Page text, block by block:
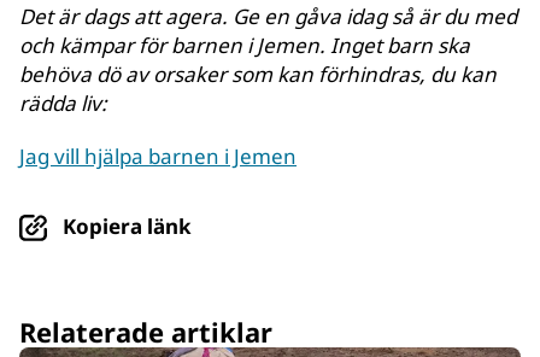
Det är dags att agera. Ge en gåva idag så är du med
och kämpar för barnen i Jemen. Inget barn ska
behöva dö av orsaker som kan förhindras, du kan
rädda liv:
Jag vill hjälpa barnen i Jemen
Kopiera länk
Relaterade artiklar